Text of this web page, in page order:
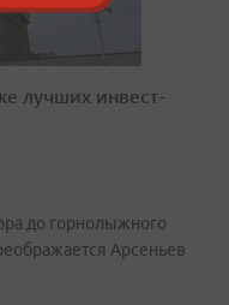
лучших инвест-
до горнолыжного
Арсеньев